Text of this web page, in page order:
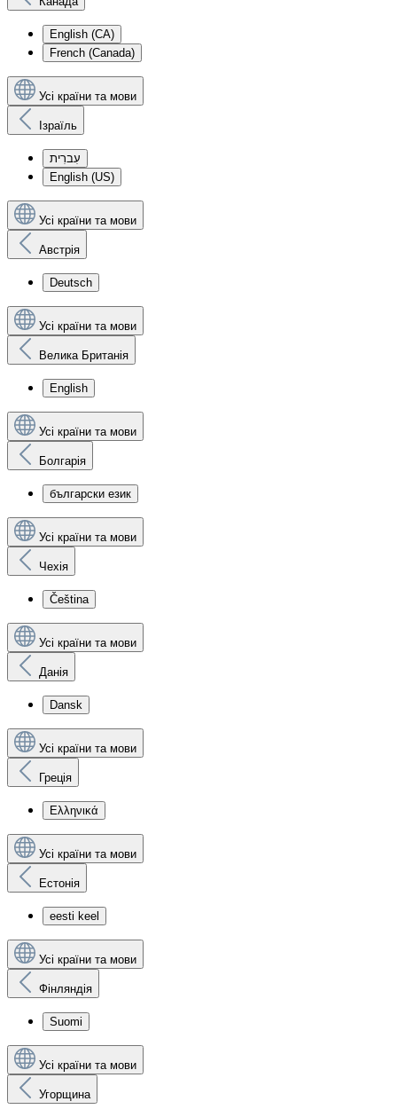
English (CA)
French (Canada)
Усі країни та мови
Ізраїль
עִברִית
English (US)
Усі країни та мови
Австрія
Deutsch
Усі країни та мови
Велика Британія
English
Усі країни та мови
Болгарія
български език
Усі країни та мови
Чехія
Čeština
Усі країни та мови
Данія
Dansk
Усі країни та мови
Греція
Ελληνικά
Усі країни та мови
Естонія
eesti keel
Усі країни та мови
Фінляндія
Suomi
Усі країни та мови
Угорщина